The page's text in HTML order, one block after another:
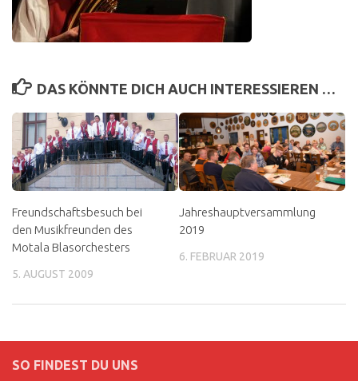
DAS KÖNNTE DICH AUCH INTERESSIEREN …
Freundschaftsbesuch bei
den Musikfreunden des
Motala Blasorchesters
5. AUGUST 2009
Jahreshauptversammlung
2019
6. FEBRUAR 2019
SO FINDEST DU UNS